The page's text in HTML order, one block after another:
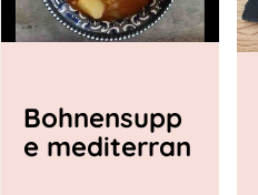
Bohnensupp
e mediterran